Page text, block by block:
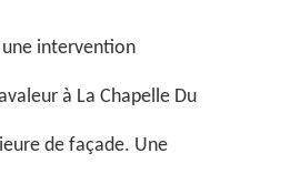
intervention
à La Chapelle Du
de façade. Une